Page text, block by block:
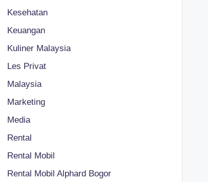
Kesehatan
Keuangan
Kuliner Malaysia
Les Privat
Malaysia
Marketing
Media
Rental
Rental Mobil
Rental Mobil Alphard Bogor